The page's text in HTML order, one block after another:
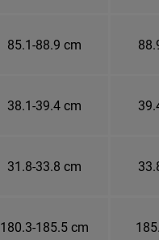
85.1-88.9 cm
38.1-39.4 cm
31.8-33.8 cm
180.3-185.5 cm